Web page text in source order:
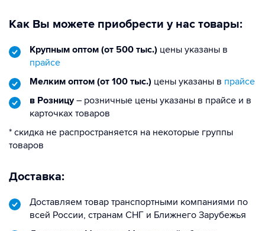
Как Вы можете приобрести у нас товары:
Крупным оптом (от 500 тыс.) цены указаны в
прайсе
Мелким оптом (от 100 тыс.) цены указаны в прайсе
в Розницу– розничные цены указаны в прайсе и в
карточках товаров
* скидка не распространяется на некоторые группы
товаров
Доставка:
Доставляем товар транспортными компаниями по
всей России, странам СНГ и Ближнего Зарубежья